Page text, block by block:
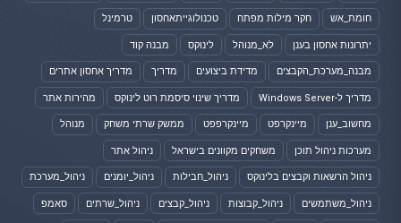
חומת_אש חקר מילות מפתח טכנולוגייתאחסון טרמינל
יתרונות אחסון בענן לא_מנוהל לינוקס מבנה קוד
מבנה_מערכת_הקבצים מדידת ביצועים מדריך מדריך אחסון אתרים
מדריך ל-Windows Server מדריך שינוי סיסמת רוט לינוקס מהירות אתר
מחשוב_ענן מיינקרפט מיינקרפפט ממשק שרתי משחק מנוהל
מערכות ניהול תוכן משחקים מקוונים בישראל ניהול אתר
ניהול הרשאות וקבצים בלינוקס ניהול_חבילות ניהול_יומנים ניהול_מערכת
ניהול_משתמשים ניהול_קבוצות ניהול_קבצים ניהול_שרתים סאמפ